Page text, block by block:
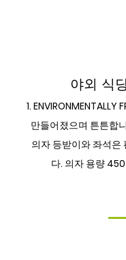
야외 식
1.
만들어졌으며 튼튼합
의자 등받이와 좌석은
다. 의자 용량